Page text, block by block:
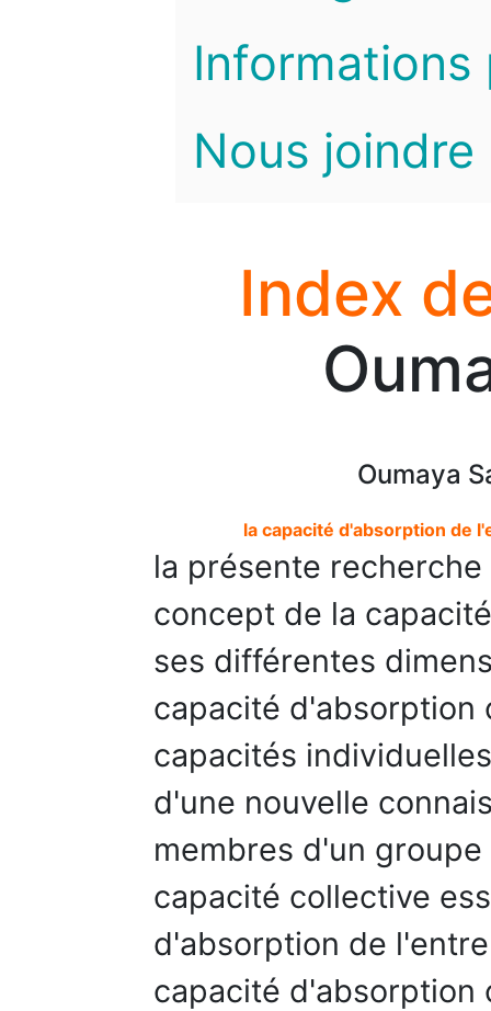
Informations
Nous joindre
Index
Oumaya
la capacité d'absorption de
la présente
concept de la
ses différentes
capacité d'absorption
capacités
d'une nouvelle
membres d'un
capacité collective
d'absorption de
capacité d'absorption